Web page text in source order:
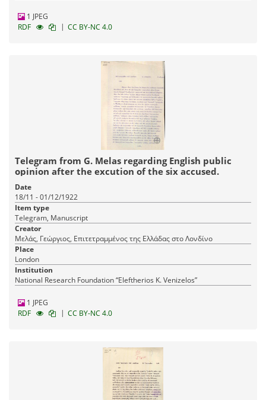
1 JPEG
RDF
| CC BY-NC 4.0
Telegram from G. Melas regarding English public
opinion after the excution of the six accused.
Date
18/11 - 01/12/1922
Item type
Telegram, Manuscript
Creator
Μελάς, Γεώργιος, Επιτετραμμένος της Ελλάδας στο Λονδίνο
Place
London
Institution
National Research Foundation “Eleftherios K. Venizelos”
1 JPEG
RDF
| CC BY-NC 4.0